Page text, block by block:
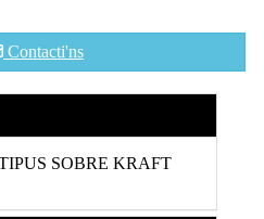
Contacti'ns
SOBRE KRAFT